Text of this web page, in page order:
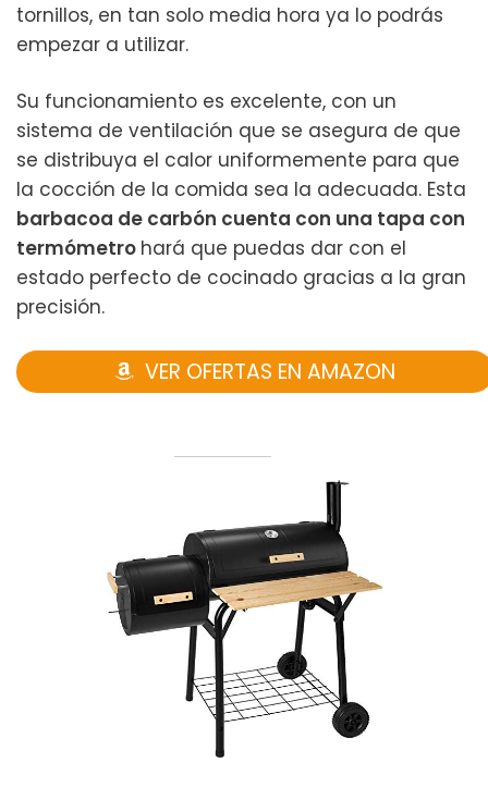
tornillos, en tan solo media hora ya lo podrás
empezar a utilizar.
Su funcionamiento es excelente, con un
sistema de ventilación que se asegura de que
se distribuya el calor uniformemente para que
la cocción de la comida sea la adecuada. Esta
barbacoa de carbón cuenta con una tapa con
termómetro hará que puedas dar con el
estado perfecto de cocinado gracias a la gran
precisión.
VER OFERTAS EN AMAZON